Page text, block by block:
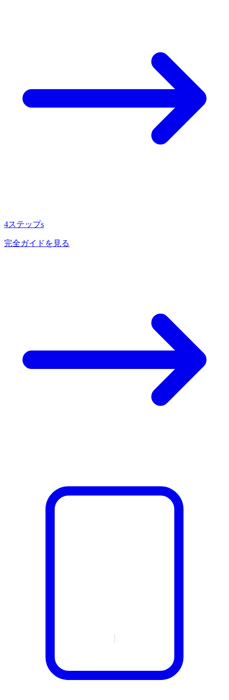
4ステップs
完全ガイドを見る